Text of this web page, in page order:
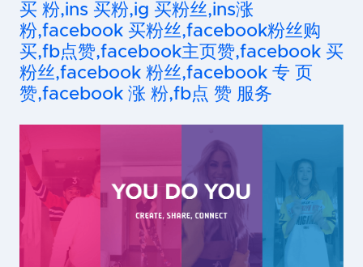
买 粉,ins 买粉,ig 买粉丝,ins涨
粉,facebook 买粉丝,facebook粉丝购
买,fb点赞,facebook主页赞,facebook 买
粉丝,facebook 粉丝,facebook 专 页
赞,facebook 涨 粉,fb点 赞 服务